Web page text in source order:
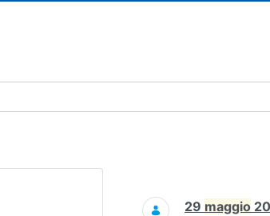
Ricerca - Eventi
Ricerca
29 maggio